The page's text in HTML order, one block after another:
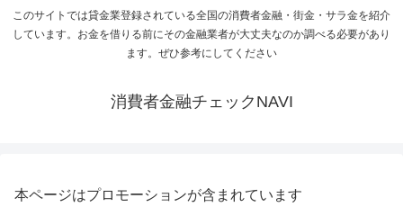
このサイトでは貸金業登録されている全国の消費者金融・街金・サラ金を紹介
しています。お金を借りる前にその金融業者が大丈夫なのか調べる必要があり
ます。ぜひ参考にしてください
消費者金融チェックNAVI
本ページはプロモーションが含まれています